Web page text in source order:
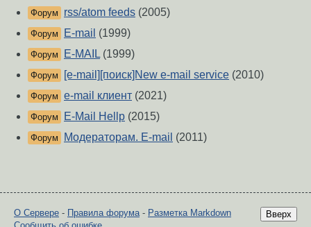
Форум rss/atom feeds (2005)
Форум E-mail (1999)
Форум E-MAIL (1999)
Форум [e-mail][поиск]New e-mail service (2010)
Форум e-mail клиент (2021)
Форум E-Mail Hellp (2015)
Форум Модераторам. E-mail (2011)
Вверх
О Сервере - Правила форума- Разметка Markdown